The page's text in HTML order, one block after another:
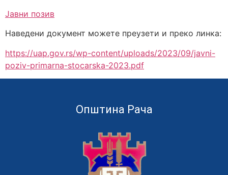
Јавни позив
Наведени документ можете преузети и преко линка:
https://uap.gov.rs/wp-content/uploads/2023/09/javni-
poziv-primarna-stocarska-2023.pdf
Општина Рача